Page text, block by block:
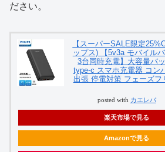
ださい。
【スーパーSALE限定
ップス) 【5v3a モバイル
3台同時充電】大容量バ
type-c スマホ充電器 コン
出張 停電対策 フェーズフ
posted with カエレバ
楽天市場で見る
Amazonで見る